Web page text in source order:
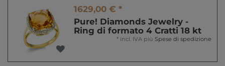
1629,00 € *
Pure! Diamonds Jewelry -
Ring di formato 4 Cratti 18 kt
* incl. IVA più Spese di spedizione